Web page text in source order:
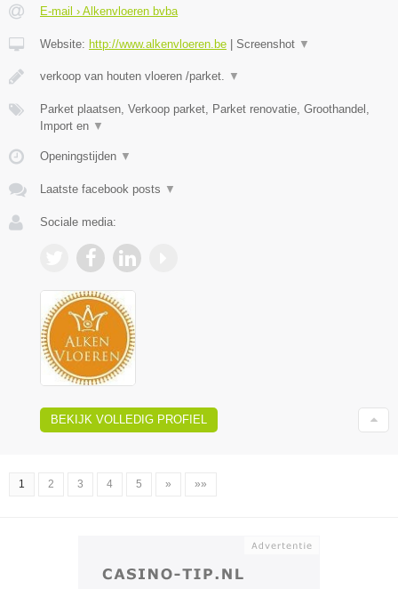
E-mail › Alkenvloeren bvba
Website: http://www.alkenvloeren.be Screenshot ▼
verkoop van houten vloeren /parket. ▼
Parket plaatsen, Verkoop parket, Parket renovatie, Groothandel,
Import en ▼
Openingstijden ▼
Laatste facebook posts ▼
Sociale media:
BEKIJK VOLLEDIG PROFIEL
1 2 3 4 5 » »»